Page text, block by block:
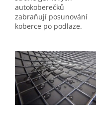
autokoberečků
zabraňují posunování
koberce po podlaze.